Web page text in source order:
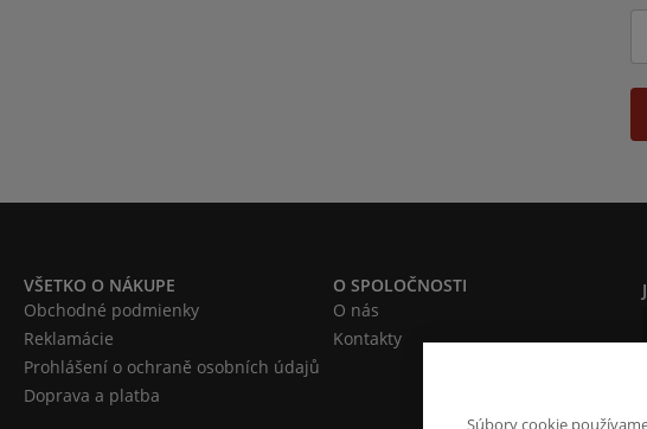
VŠETKO O NÁKUPE
Obchodné podmienky
Reklamácie
Prohlášení o ochraně osobních údajů
Doprava a platba
O SPOLOČNOSTI
O nás
Kontakty
Súbory cookie